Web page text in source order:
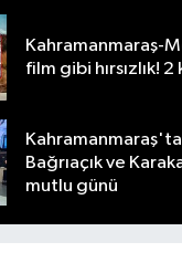
Kahramanmaraş-
film gibi hırsızlık!
Bağrıaçık ve
mutlu günü